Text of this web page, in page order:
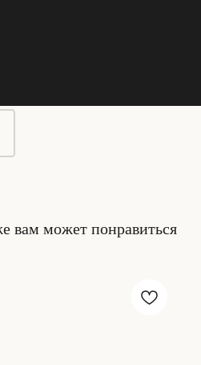
вам может понравиться